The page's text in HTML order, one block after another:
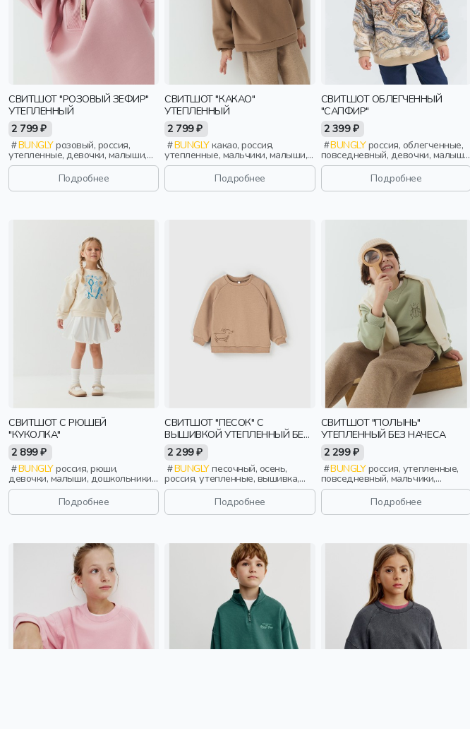
СВИТШОТ "РОЗОВЫЙ ЗЕФИР"
УТЕПЛЕННЫЙ
2 799 ₽
BUNGLYрозовый, россия,
утепленные, девочки, малыши,
дошкольники, дети
Подробнее
СВИТШОТ "КАКАО"
УТЕПЛЕННЫЙ
2 799 ₽
BUNGLYкакао, россия,
утепленные, мальчики, малыши,
дошкольники, дети
Подробнее
СВИТШОТ ОБЛЕГЧЕННЫЙ
"САПФИР"
2 399 ₽
BUNGLYроссия, облегченные,
повседневный, девочки, малыши,
дошкольники, дети
Подробнее
СВИТШОТ С РЮШЕЙ
"КУКОЛКА"
2 899 ₽
BUNGLYроссия, рюши,
девочки, малыши, дошкольники,
дети
Подробнее
СВИТШОТ "ПЕСОК" С
ВЫШИВКОЙ УТЕПЛЕННЫЙ БЕЗ
НАЧЕСА
2 299 ₽
BUNGLYпесочный, осень,
россия, утепленные, вышивка,
мальчики, малыши, дошкольники,
Подробнее
СВИТШОТ "ПОЛЫНЬ"
УТЕПЛЕННЫЙ БЕЗ НАЧЕСА
2 299 ₽
BUNGLYроссия, утепленные,
повседневный, мальчики,
малыши, дошкольники, дети
Подробнее